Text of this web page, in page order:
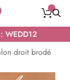
WEDD12
droit brodé